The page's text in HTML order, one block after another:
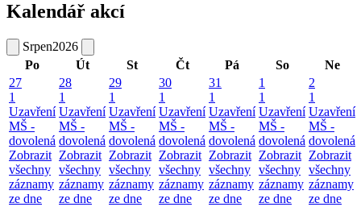
Kalendář akcí
Srpen2026
Po
Út St Čt Pá So
Ne
27
1
Uzavření
MŠ -
dovolená
Zobrazit
všechny
záznamy
ze dne
28
1
Uzavření
MŠ -
dovolená
Zobrazit
všechny
záznamy
ze dne
29
1
Uzavření
MŠ -
dovolená
Zobrazit
všechny
záznamy
ze dne
30
1
Uzavření
MŠ -
dovolená
Zobrazit
všechny
záznamy
ze dne
31
1
Uzavření
MŠ -
dovolená
Zobrazit
všechny
záznamy
ze dne
1
1
Uzavření
MŠ -
dovolená
Zobrazit
všechny
záznamy
ze dne
2
1
Uzavření
MŠ -
dovolená
Zobrazit
všechny
záznamy
ze dne